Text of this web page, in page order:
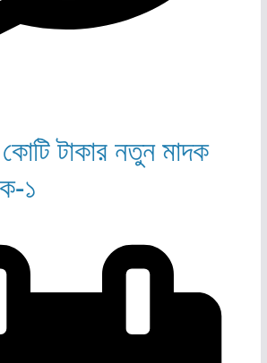
কোটি টাকার নতুন মাদক
১